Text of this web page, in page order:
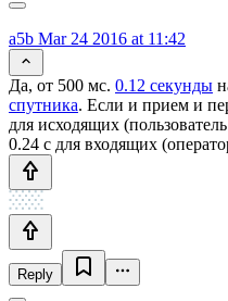
a5b Mar 24 2016 at 11:42
Да, от 500 мс. 0.12 секунды
спутника. Если и прием и
для исходящих
0.24 с для входящих
Reply